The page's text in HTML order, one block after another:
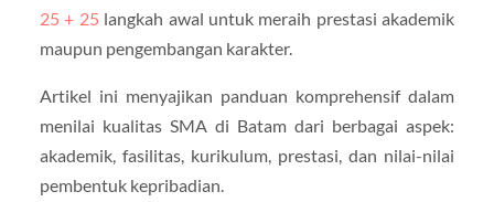
25 + 25 langkah awal untuk meraih prestasi akademik
maupun pengembangan karakter.
Artikel ini menyajikan panduan komprehensif dalam
menilai kualitas SMA di Batam dari berbagai aspek:
akademik, fasilitas, kurikulum, prestasi, dan nilai-nilai
pembentuk kepribadian.